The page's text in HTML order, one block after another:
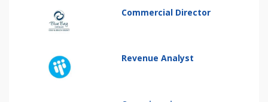
Commercial Director
Revenue Analyst